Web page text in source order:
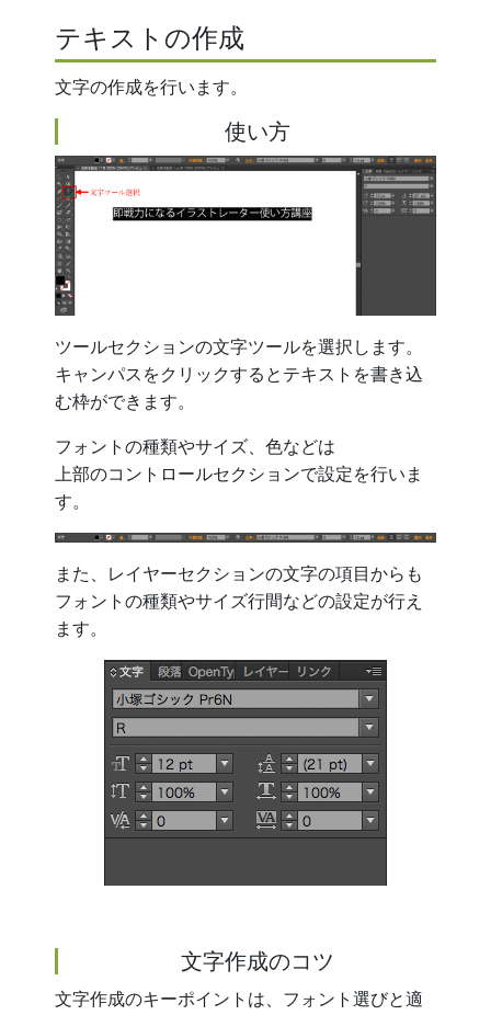
テキストの作成
文字の作成を行います。
使い方
ツールセクションの文字ツールを選択します。
キャンパスをクリックするとテキストを書き込
む枠ができます。
フォントの種類やサイズ、色などは
上部のコントロールセクションで設定を行いま
す。
また、レイヤーセクションの文字の項目からも
フォントの種類やサイズ行間などの設定が行え
ます。
文字作成のコツ
文字作成のキーポイントは、フォント選びと適